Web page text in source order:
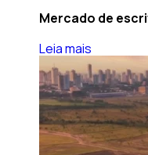
Mercado de
Leia mais